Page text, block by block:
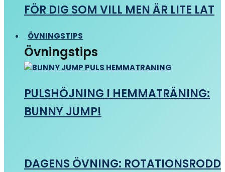
FÖR DIG SOM VILL MEN ÄR LITE LAT
ÖVNINGSTIPS
Övningstips
PULSHÖJNING I HEMMATRÄNING:
BUNNY JUMP!
DAGENS ÖVNING: ROTATIONSRODD